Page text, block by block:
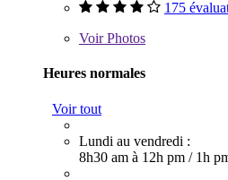
175
VoirPhotos
Heures normales
Voir tout
Lundi au vendredi :
8h30 am à 12h pm / 1h